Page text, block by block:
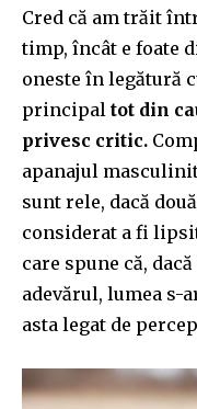
Cred că am trăit
timp, încât e foate
oneste în legătură
principal tot din
privesc critic.
apanajul
sunt rele, dacă
considerat a fi
care spune că,
adevărul, lumea s-
asta legat de